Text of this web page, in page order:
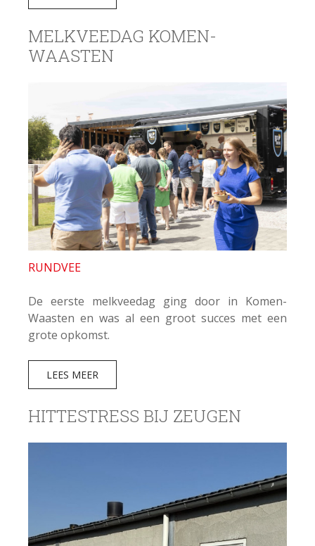
MELKVEEDAG KOMEN-
WAASTEN
RUNDVEE
De eerste melkveedag ging door in Komen-
Waasten en was al een groot succes met een
grote opkomst.
LEES MEER
HITTESTRESS BIJ ZEUGEN